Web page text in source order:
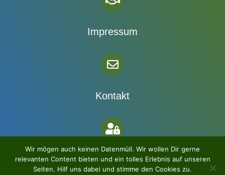
Impressum
Kontakt
Datenschutz
Wir mögen auch keinen Datenmüll. Wir wollen Dir gerne
relevanten Content bieten und ein tolles Erlebnis auf unseren
Seiten. Hilf uns dabei und stimme den Cookies zu.